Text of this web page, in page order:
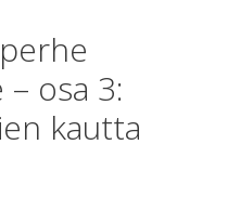
osa 3:
kautta